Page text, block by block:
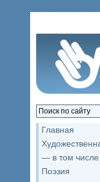
Главная
— в том
Поэзия